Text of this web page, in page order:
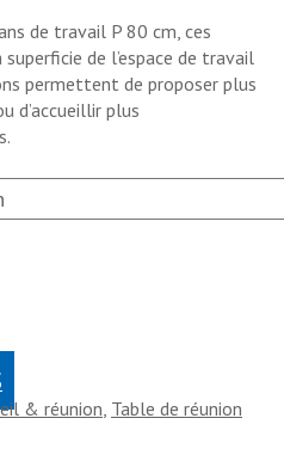
de travail P 80 cm, ces
de l’espace de travail
permettent de proposer plus
d’accueillir plus
& réunion, Table de réunion